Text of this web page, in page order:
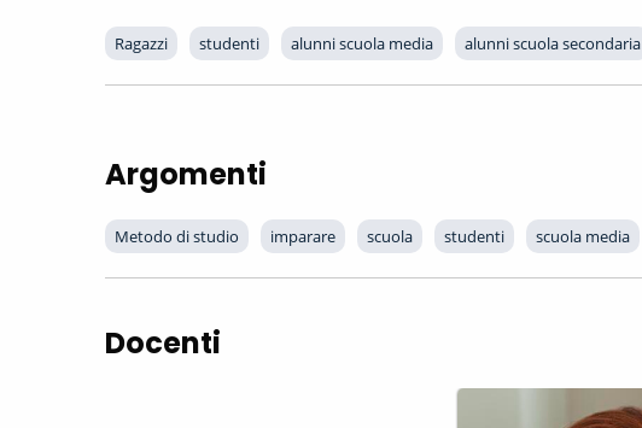
Ragazzi studenti alunni scuola media alunni scuola secondaria
Argomenti
Metodo di studio imparare scuola studenti scuola media
Docenti